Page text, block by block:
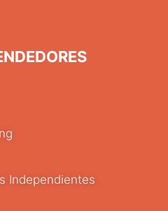
Independientes